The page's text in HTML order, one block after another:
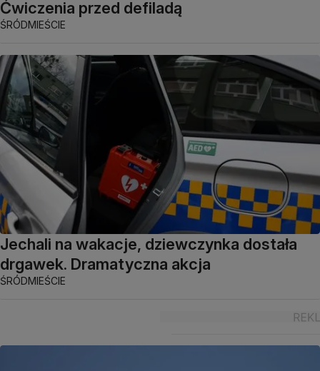
Ćwiczenia przed defiladą
ŚRÓDMIEŚCIE
Jechali na wakacje, dziewczynka dostała
drgawek. Dramatyczna akcja
ŚRÓDMIEŚCIE